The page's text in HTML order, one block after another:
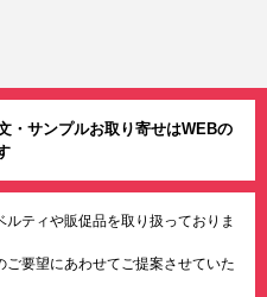
・サンプルお取り寄せはWEBの
ティや販促品を取り扱っておりま
ご要望にあわせてご提案させていた